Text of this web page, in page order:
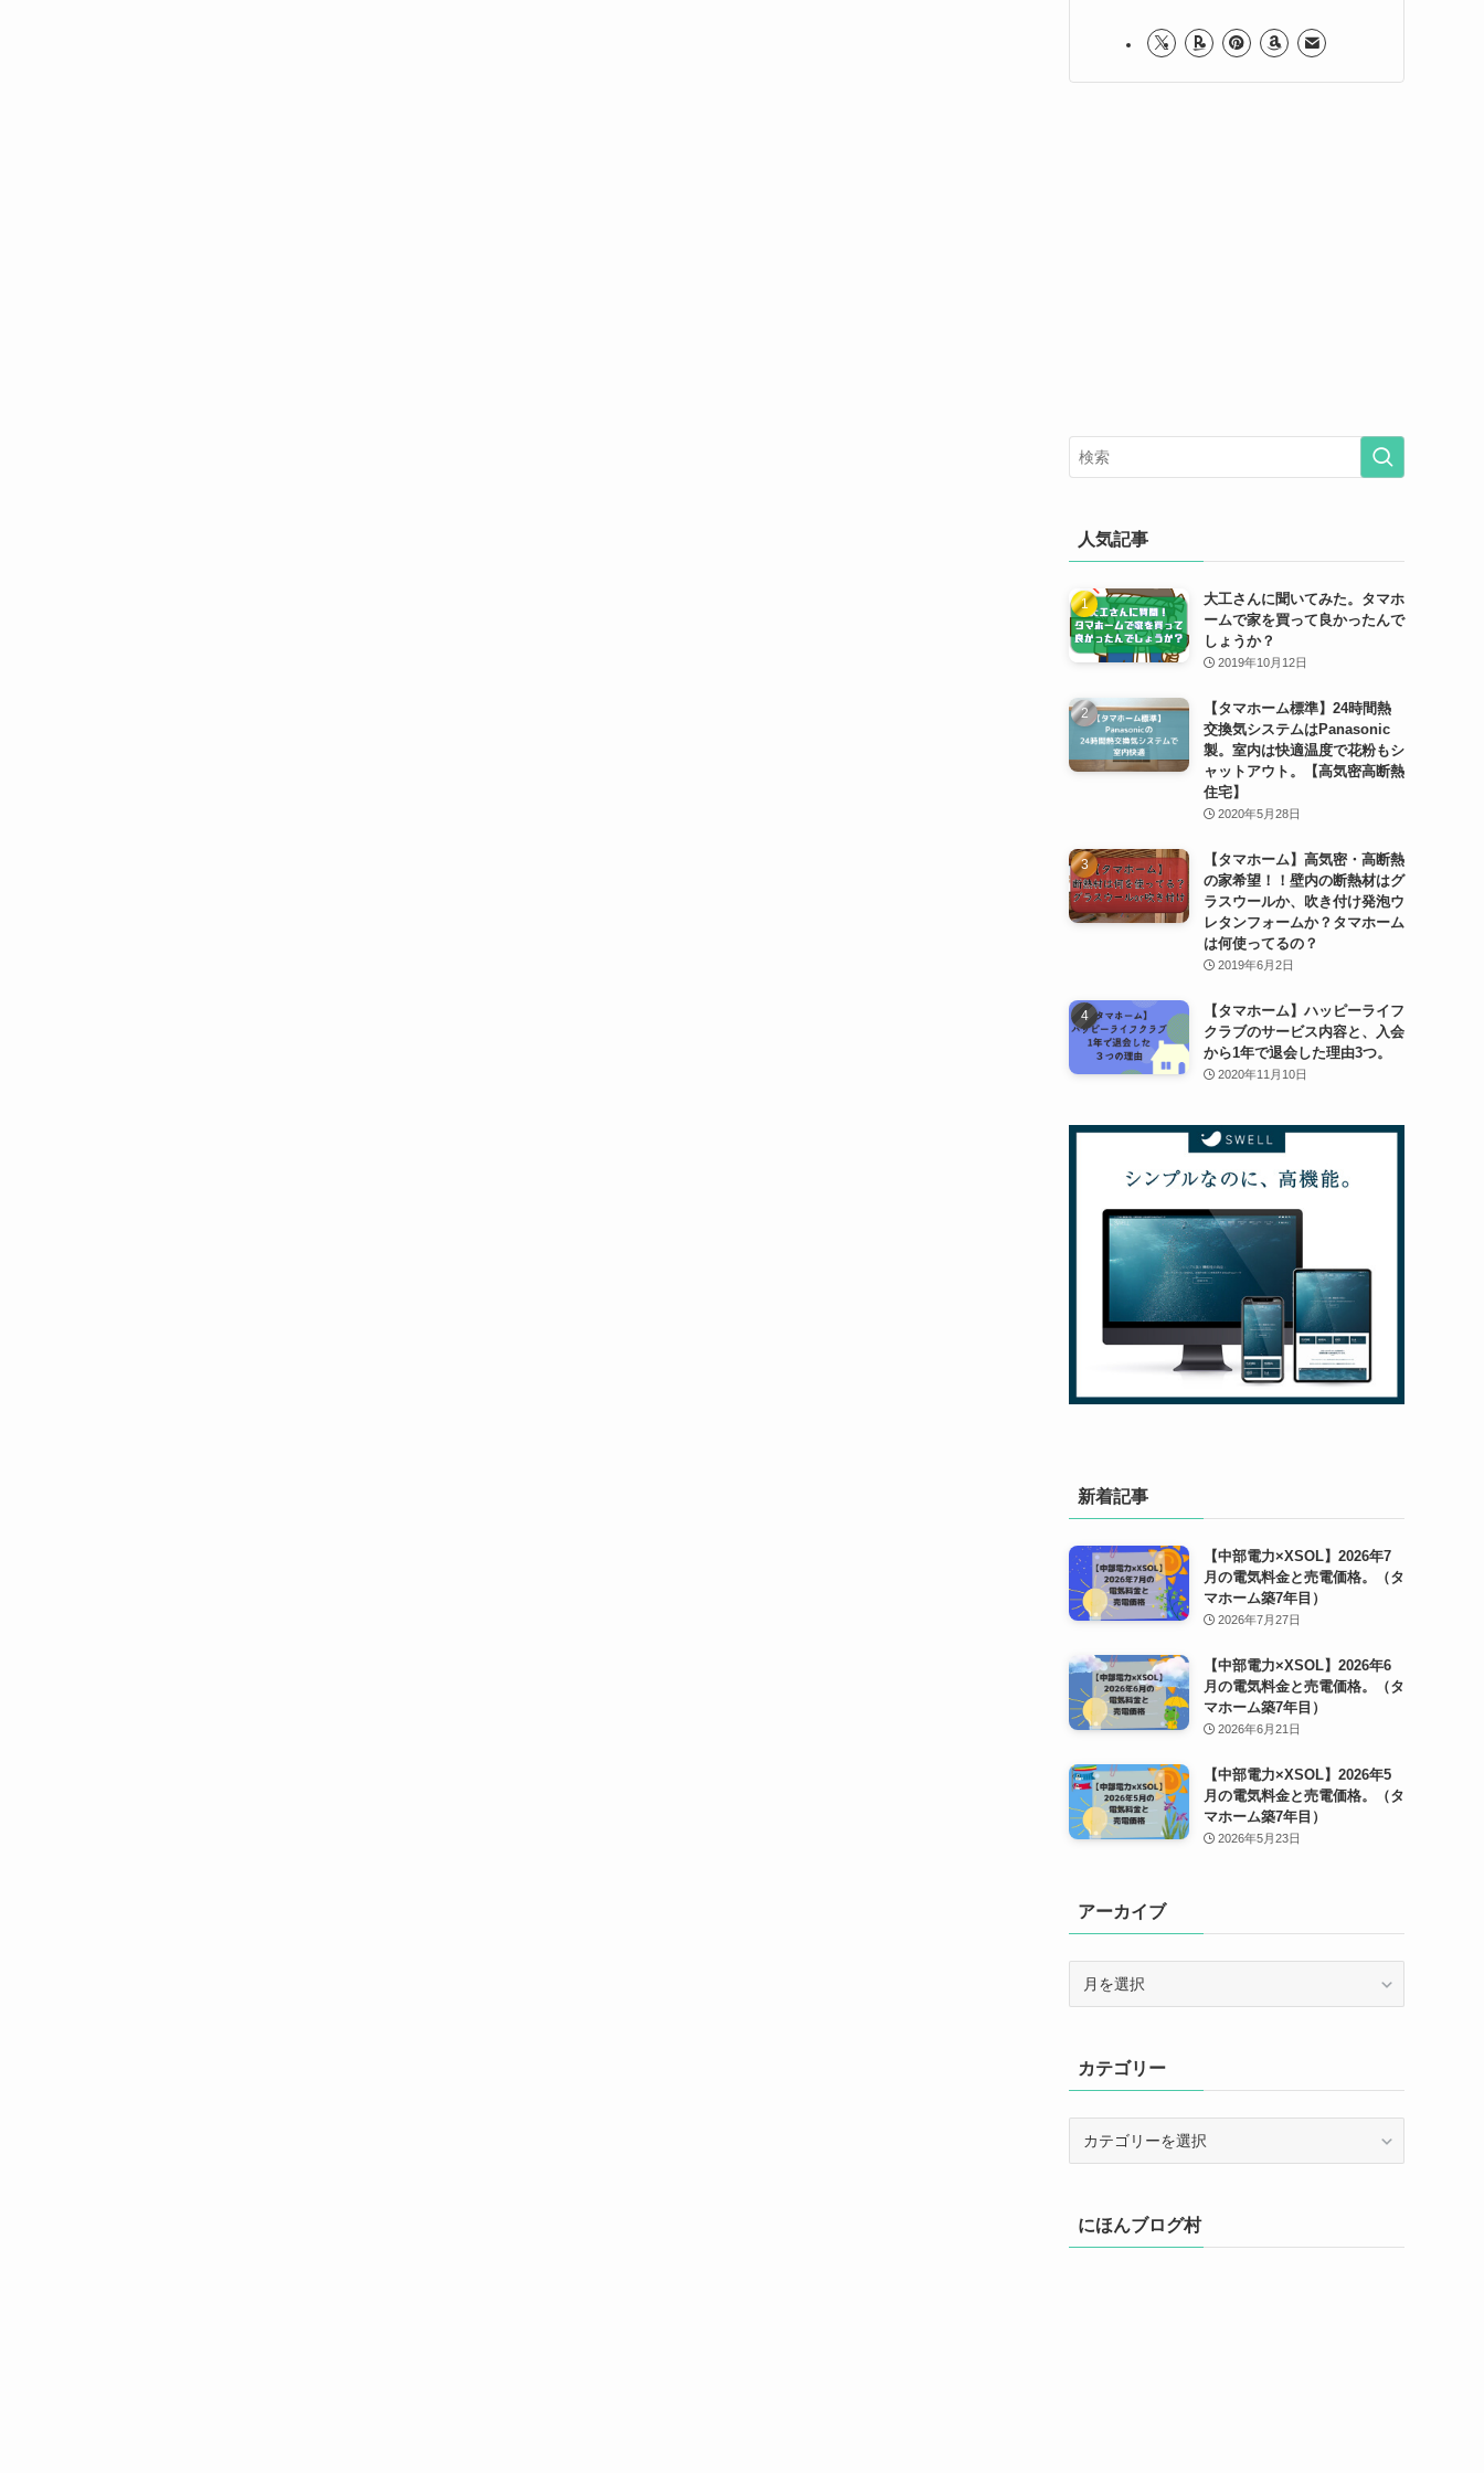
人気記事
大工さんに聞いてみた。タマホ
ームで家を買って良かったんで
しょうか？
2019年10月12日
【タマホーム標準】24時間熱
交換気システムはPanasonic
製。室内は快適温度で花粉もシ
ャットアウト。【高気密高断熱
住宅】
2020年5月28日
【タマホーム】高気密・高断熱
の家希望！！壁内の断熱材はグ
ラスウールか、吹き付け発泡ウ
レタンフォームか？タマホーム
は何使ってるの？
2019年6月2日
【タマホーム】ハッピーライフ
クラブのサービス内容と、入会
から1年で退会した理由3つ。
2020年11月10日
新着記事
【中部電力×XSOL】2026年7
月の電気料金と売電価格。（タ
マホーム築7年目）
2026年7月27日
【中部電力×XSOL】2026年6
月の電気料金と売電価格。（タ
マホーム築7年目）
2026年6月21日
【中部電力×XSOL】2026年5
月の電気料金と売電価格。（タ
マホーム築7年目）
2026年5月23日
アーカイブ
ブカテゴリー
ーにほんブログ村